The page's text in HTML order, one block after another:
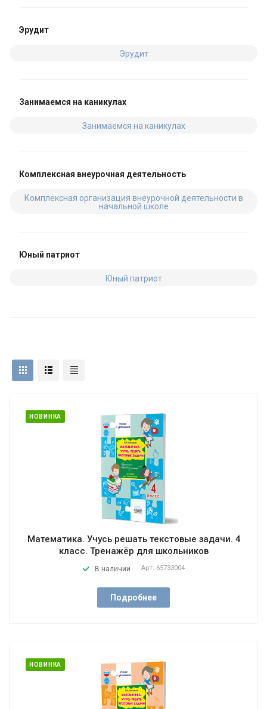
Эрудит
Эрудит
Занимаемся на каникулах
Занимаемся на каникулах
Комплексная внеурочная деятельность
Комплексная организация внеурочной деятельности в
начальной школе
Юный патриот
Юный патриот
НОВИНКА
Математика. Учусь решать текстовые задачи. 4
класс. Тренажёр для школьников
В наличии Арт. 65733004
Подробнее
НОВИНКА